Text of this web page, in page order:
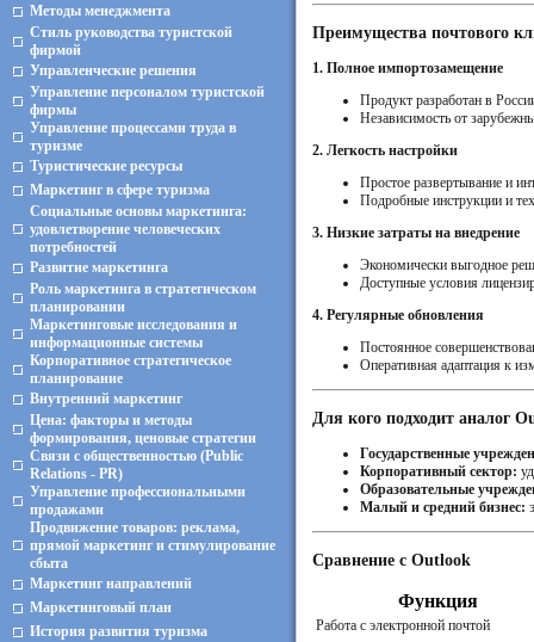
Методы менеджмента
Стиль руководства туристской
фирмой
Управленческие решения
Управление персоналом туристской
фирмы
Управление процессами труда в
туризме
Туристические ресурсы
Маркетинг в сфере туризма
Социальные основы маркетинга:
удовлетворение человеческих
потребностей
Развитие маркетинга
Роль маркетинга в стратегическом
планировании
Маркетинговые исследования и
информационные системы
Корпоративное стратегическое
планирование
Внутренний маркетинг
Цена: факторы и методы
формирования, ценовые стратегии
Связи с общественностью (Public
Relations - PR)
Управление профессиональными
продажами
Продвижение товаров: реклама,
прямой маркетинг и стимулирование
сбыта
Маркетинг направлений
Маркетинговый план
История развития туризма
Преимущества почтового
1. Полное импортозамещение
Продукт разработан в
Независимость от
2. Легкость настройки
Простое развертывание и
Подробные инструкции и
3. Низкие затраты на внедрение
Экономически выгодное
Доступные условия
4. Регулярные обновления
Постоянное
Оперативная адаптация к
Для кого подходит аналог
Государственные
Корпоративный сектор:
Образовательные
Малый и средний бизнес:
Сравнение с Outlook
Функция
Работа с электронной почтой